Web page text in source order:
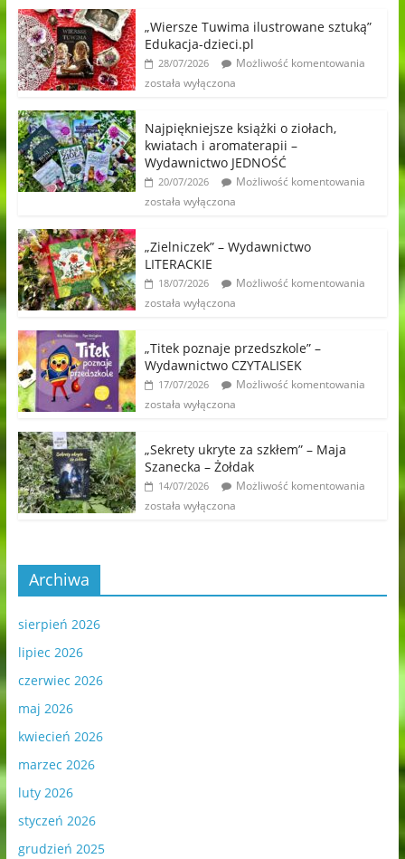
„Wiersze Tuwima ilustrowane sztuką”
Edukacja-dzieci.pl
28/07/2026
Możliwość komentowania
została wyłączona
Najpiękniejsze książki o ziołach,
kwiatach i aromaterapii –
Wydawnictwo JEDNOŚĆ
20/07/2026
Możliwość komentowania
została wyłączona
„Zielniczek” – Wydawnictwo
LITERACKIE
18/07/2026
Możliwość komentowania
została wyłączona
„Titek poznaje przedszkole” –
Wydawnictwo CZYTALISEK
17/07/2026
Możliwość komentowania
została wyłączona
„Sekrety ukryte za szkłem” – Maja
Szanecka – Żołdak
14/07/2026
Możliwość komentowania
została wyłączona
Archiwa
sierpień 2026
lipiec 2026
czerwiec 2026
maj 2026
kwiecień 2026
marzec 2026
luty 2026
styczeń 2026
grudzień 2025